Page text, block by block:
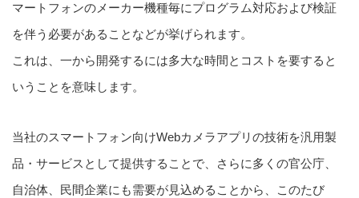
マートフォンのメーカー機種毎にプログラム対応および検証
を伴う必要があることなどが挙げられます。
これは、一から開発するには多大な時間とコストを要すると
いうことを意味します。
当社のスマートフォン向けWebカメラアプリの技術を汎用製
品・サービスとして提供することで、さらに多くの官公庁、
自治体、民間企業にも需要が見込めることから、このたび